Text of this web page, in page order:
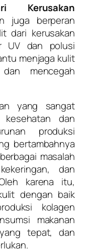
Kerusakan
juga berperan
dari kerusakan
UV dan polusi
menjaga kulit
mencegah
yang sangat
dan
produksi
bertambahnya
masalah
dan
karena itu,
dengan baik
kolagen
makanan
tepat, dan